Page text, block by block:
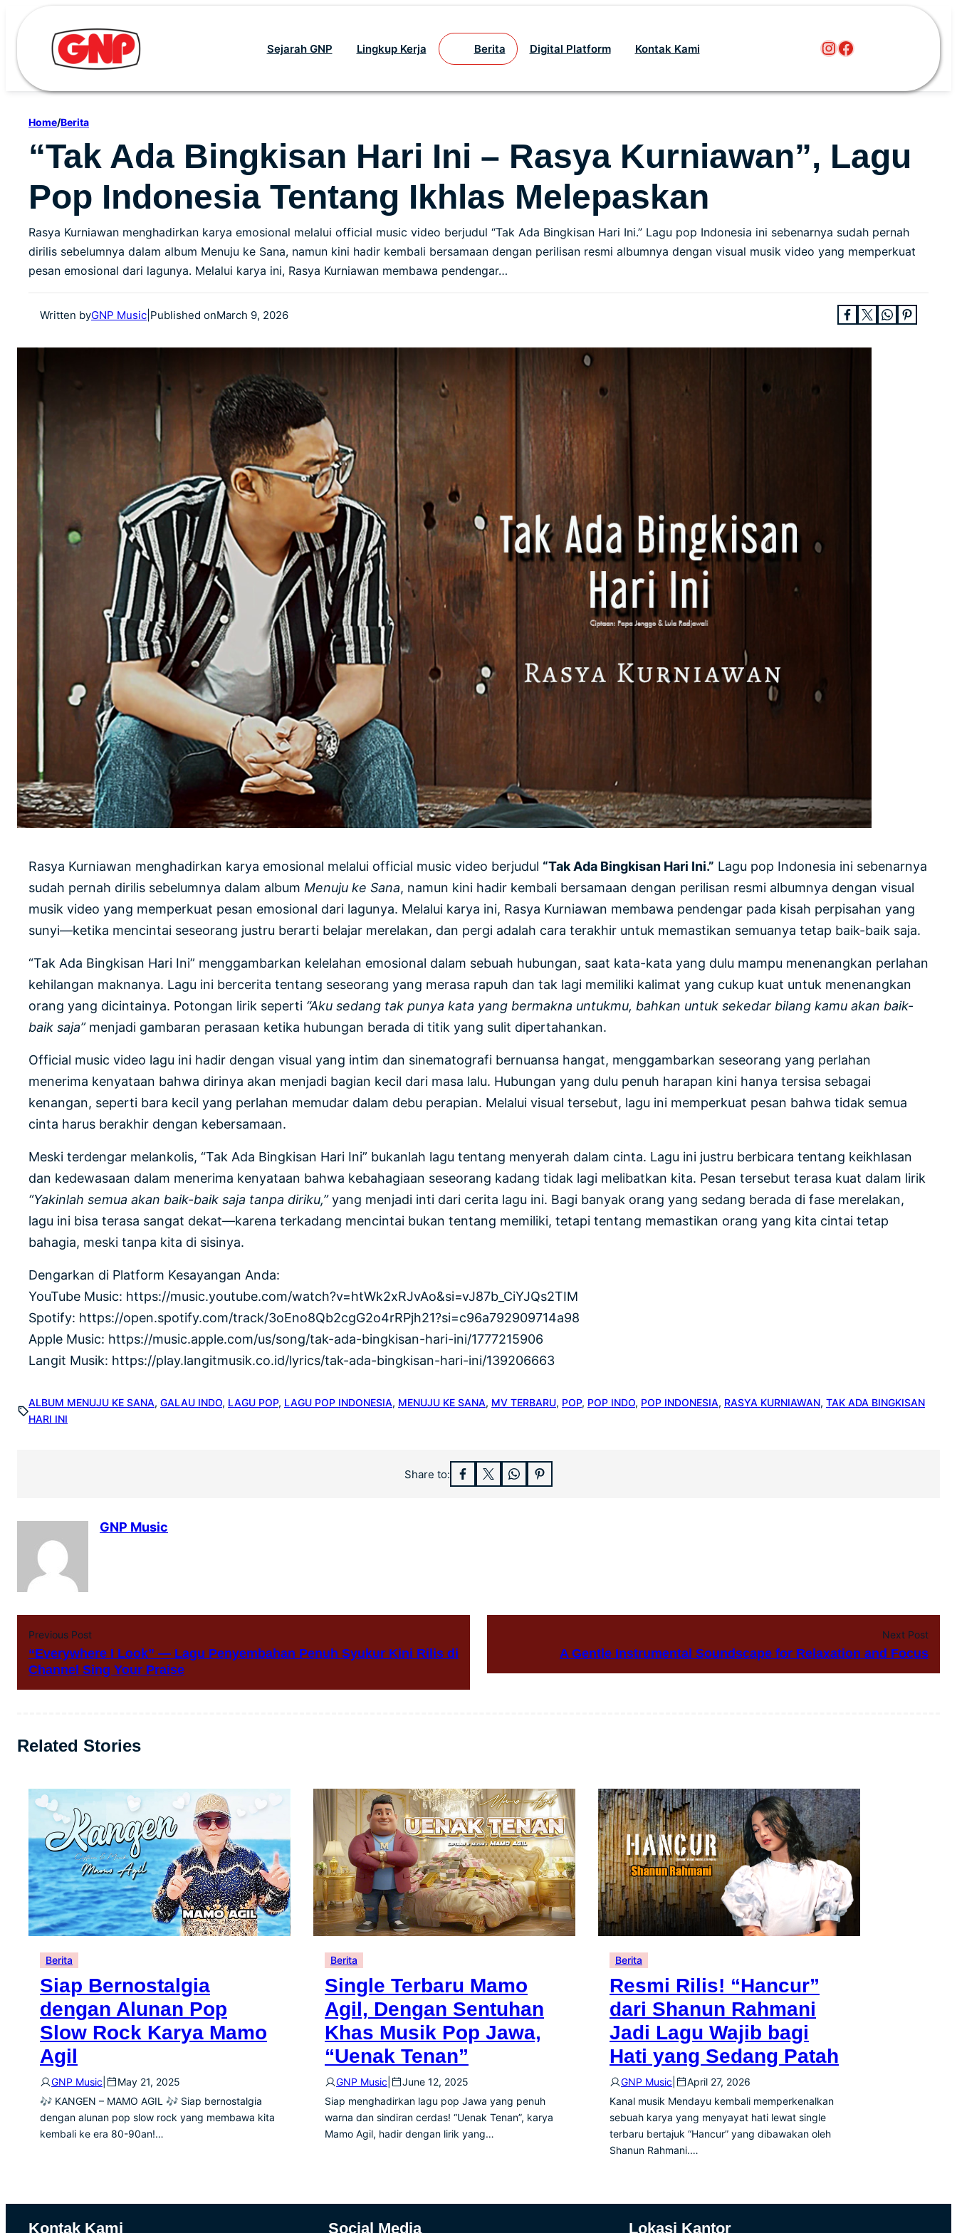
Sejarah GNP Lingkup Kerja Berita Digital Platform Kontak Kami Instagram
Facebook
Home/Berita
“Tak Ada Bingkisan Hari Ini – Rasya Kurniawan”, Lagu
Pop Indonesia Tentang Ikhlas Melepaskan
Rasya Kurniawan menghadirkan karya emosional melalui official music video berjudul “Tak Ada Bingkisan Hari Ini.” Lagu pop Indonesia ini sebenarnya sudah pernah
dirilis sebelumnya dalam album Menuju ke Sana, namun kini hadir kembali bersamaan dengan perilisan resmi albumnya dengan visual musik video yang memperkuat
pesan emosional dari lagunya. Melalui karya ini, Rasya Kurniawan membawa pendengar…
Written byGNP Music Published onMarch 9, 2026
Rasya Kurniawan menghadirkan karya emosional melalui official music video berjudul “Tak Ada Bingkisan Hari Ini.” Lagu pop Indonesia ini sebenarnya
sudah pernah dirilis sebelumnya dalam album Menuju ke Sana, namun kini hadir kembali bersamaan dengan perilisan resmi albumnya dengan visual
musik video yang memperkuat pesan emosional dari lagunya. Melalui karya ini, Rasya Kurniawan membawa pendengar pada kisah perpisahan yang
sunyi—ketika mencintai seseorang justru berarti belajar merelakan, dan pergi adalah cara terakhir untuk memastikan semuanya tetap baik-baik saja.
“Tak Ada Bingkisan Hari Ini” menggambarkan kelelahan emosional dalam sebuah hubungan, saat kata-kata yang dulu mampu menenangkan perlahan
kehilangan maknanya. Lagu ini bercerita tentang seseorang yang merasa rapuh dan tak lagi memiliki kalimat yang cukup kuat untuk menenangkan
orang yang dicintainya. Potongan lirik seperti “Aku sedang tak punya kata yang bermakna untukmu, bahkan untuk sekedar bilang kamu akan baik-
baik saja”menjadi gambaran perasaan ketika hubungan berada di titik yang sulit dipertahankan.
Official music video lagu ini hadir dengan visual yang intim dan sinematografi bernuansa hangat, menggambarkan seseorang yang perlahan
menerima kenyataan bahwa dirinya akan menjadi bagian kecil dari masa lalu. Hubungan yang dulu penuh harapan kini hanya tersisa sebagai
kenangan, seperti bara kecil yang perlahan memudar dalam debu perapian. Melalui visual tersebut, lagu ini memperkuat pesan bahwa tidak semua
cinta harus berakhir dengan kebersamaan.
Meski terdengar melankolis, “Tak Ada Bingkisan Hari Ini” bukanlah lagu tentang menyerah dalam cinta. Lagu ini justru berbicara tentang keikhlasan
dan kedewasaan dalam menerima kenyataan bahwa kebahagiaan seseorang kadang tidak lagi melibatkan kita. Pesan tersebut terasa kuat dalam lirik
“Yakinlah semua akan baik-baik saja tanpa diriku,”yang menjadi inti dari cerita lagu ini. Bagi banyak orang yang sedang berada di fase merelakan,
lagu ini bisa terasa sangat dekat—karena terkadang mencintai bukan tentang memiliki, tetapi tentang memastikan orang yang kita cintai tetap
bahagia, meski tanpa kita di sisinya.
Dengarkan di Platform Kesayangan Anda:
YouTube Music: https://music.youtube.com/watch?v=htWk2xRJvAo&si=vJ87b_CiYJQs2TIM
Spotify: https://open.spotify.com/track/3oEno8Qb2cgG2o4rRPjh21?si=c96a792909714a98
Apple Music: https://music.apple.com/us/song/tak-ada-bingkisan-hari-ini/1777215906
Langit Musik: https://play.langitmusik.co.id/lyrics/tak-ada-bingkisan-hari-ini/139206663
ALBUM MENUJU KE SANA, GALAU INDO, LAGU POP, LAGU POP INDONESIA, MENUJU KE SANA, MV TERBARU, POP, POP INDO, POP INDONESIA, RASYA KURNIAWAN, TAK ADA BINGKISAN
HARI INI
Share to:
GNP Music
Previous Post
“Everywhere I Look” — Lagu Penyembahan Penuh Syukur Kini Rilis di
Channel Sing Your Praise
Next Post
A Gentle Instrumental Soundscape for Relaxation and Focus
Related Stories
Berita
Siap Bernostalgia
dengan Alunan Pop
Slow Rock Karya Mamo
Agil
GNP Music
May 21, 2025
🎶 KANGEN – MAMO AGIL 🎶 Siap bernostalgia
dengan alunan pop slow rock yang membawa kita
kembali ke era 80-90an!…
Berita
Single Terbaru Mamo
Agil, Dengan Sentuhan
Khas Musik Pop Jawa,
“Uenak Tenan”
GNP Music
June 12, 2025
Siap menghadirkan lagu pop Jawa yang penuh
warna dan sindiran cerdas! “Uenak Tenan”, karya
Mamo Agil, hadir dengan lirik yang…
Berita
Resmi Rilis! “Hancur”
dari Shanun Rahmani
Jadi Lagu Wajib bagi
Hati yang Sedang Patah
GNP Music
April 27, 2026
Kanal musik Mendayu kembali memperkenalkan
sebuah karya yang menyayat hati lewat single
terbaru bertajuk “Hancur” yang dibawakan oleh
Shanun Rahmani.…
Kontak Kami Social Media Lokasi Kantor